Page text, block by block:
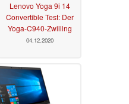
Lenovo Yoga 9i 14
Convertible Test: Der
Yoga-C940-Zwilling
04.12.2020